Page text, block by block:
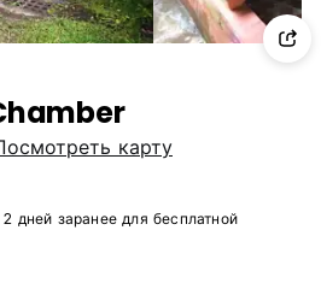
карту
дней заранее для бесплатной